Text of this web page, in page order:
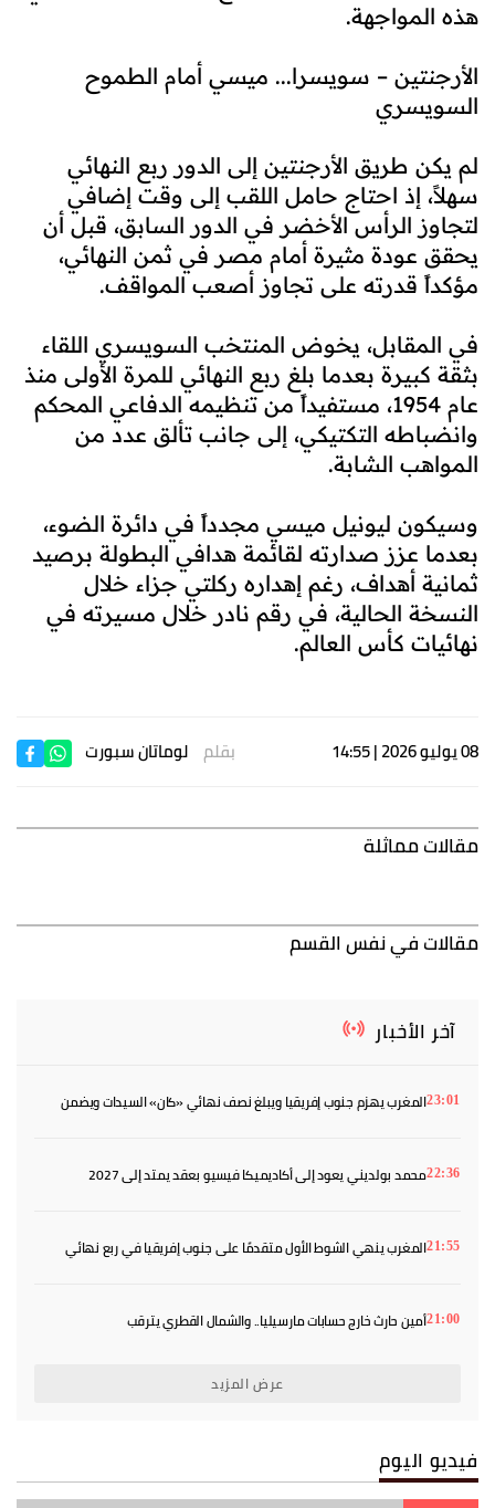
هذه المواجهة.
الأرجنتين – سويسرا... ميسي أمام الطموح
السويسري
لم يكن طريق الأرجنتين إلى الدور ربع النهائي
سهلاً، إذ احتاج حامل اللقب إلى وقت إضافي
لتجاوز الرأس الأخضر في الدور السابق، قبل أن
يحقق عودة مثيرة أمام مصر في ثمن النهائي،
مؤكداً قدرته على تجاوز أصعب المواقف.
في المقابل، يخوض المنتخب السويسري اللقاء
بثقة كبيرة بعدما بلغ ربع النهائي للمرة الأولى منذ
عام 1954، مستفيداً من تنظيمه الدفاعي المحكم
وانضباطه التكتيكي، إلى جانب تألق عدد من
المواهب الشابة.
وسيكون ليونيل ميسي مجدداً في دائرة الضوء،
بعدما عزز صدارته لقائمة هدافي البطولة برصيد
ثمانية أهداف، رغم إهداره ركلتي جزاء خلال
النسخة الحالية، في رقم نادر خلال مسيرته في
نهائيات كأس العالم.
08 يوليو 2026 | 14:55 بقلم لوماتان سبورت
مقالات مماثلة
مقالات في نفس القسم
آخر الأخبار
23:01المغرب يهزم جنوب إفريقيا ويبلغ نصف نهائي «كان» السيدات ويضمن
22:36محمد بولديني يعود إلى أكاديميكا فيسيو بعقد يمتد إلى 2027
21:55المغرب ينهي الشوط الأول متقدمًا على جنوب إفريقيا في ربع نهائي
21:00أمين حارث خارج حسابات مارسيليا.. والشمال القطري يترقب
عرض المزيد
فيديو اليوم